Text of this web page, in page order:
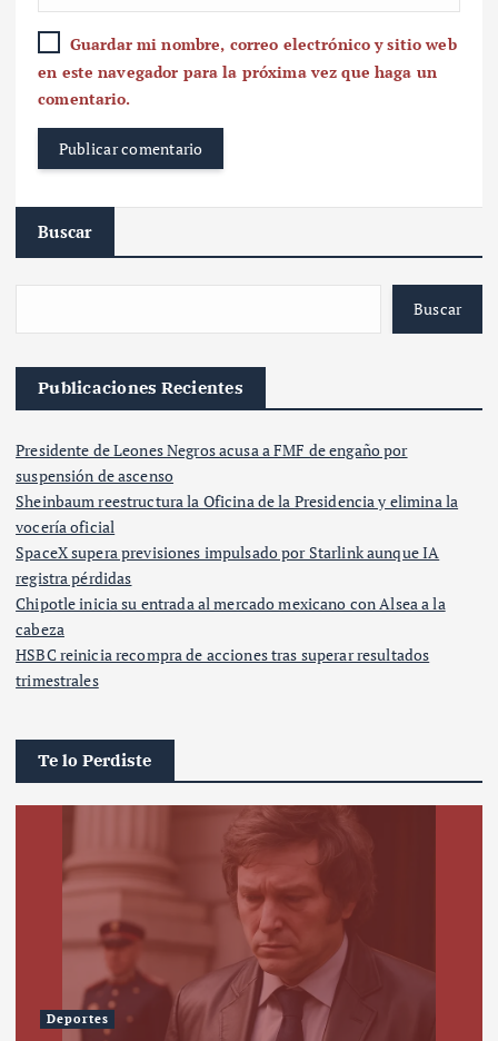
Guardar mi nombre, correo electrónico y sitio web
en este navegador para la próxima vez que haga un
comentario.
Buscar
Buscar
Publicaciones Recientes
Presidente de Leones Negros acusa a FMF de engaño por
suspensión de ascenso
Sheinbaum reestructura la Oficina de la Presidencia y elimina la
vocería oficial
SpaceX supera previsiones impulsado por Starlink aunque IA
registra pérdidas
Chipotle inicia su entrada al mercado mexicano con Alsea a la
cabeza
HSBC reinicia recompra de acciones tras superar resultados
trimestrales
Te lo Perdiste
Deportes